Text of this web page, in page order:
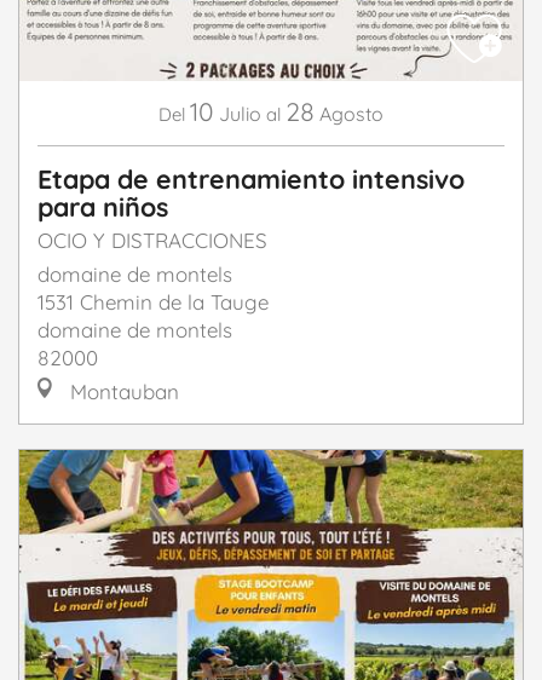
Del 10 Julio al 28 Agosto
Etapa de entrenamiento intensivo
para niños
OCIO Y DISTRACCIONES
domaine de montels
1531 Chemin de la Tauge
domaine de montels
82000
Montauban